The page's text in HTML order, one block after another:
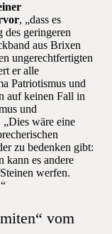
, „dass es
geringeren
aus Brixen
ungerechtfertigten
er alle
Patriotismus und
auf keinen Fall in
und
wäre eine
zu bedenken gibt:
kann es andere
werfen.
vom